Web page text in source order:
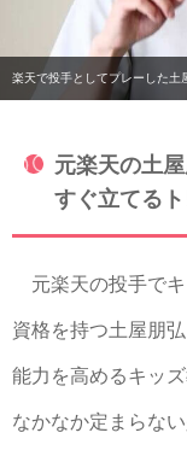
楽天で投手としてプレーした土
元楽天の土
すぐ立てる
元楽天の投手でキ
資格を持つ土屋朋
能力を高めるキッ
なかなか定まらな